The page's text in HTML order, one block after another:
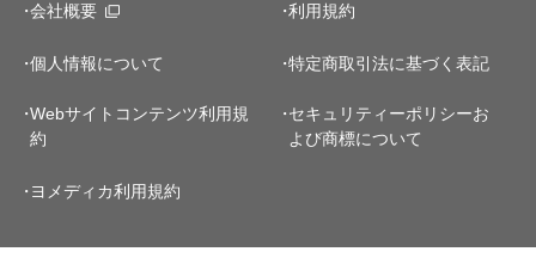
会社概要 利用規約
個人情報について 特定商取引法に基づく表記
Webサイトコンテンツ利用規
約
セキュリティーポリシーお
よび商標について
ヨメディカ利用規約